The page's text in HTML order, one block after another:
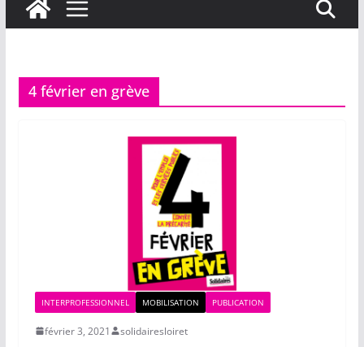
4 février en grève
INTERPROFESSIONNEL MOBILISATION PUBLICATION
février 3, 2021 solidairesloiret